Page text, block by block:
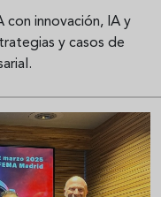
con innovación, IA y
y casos de